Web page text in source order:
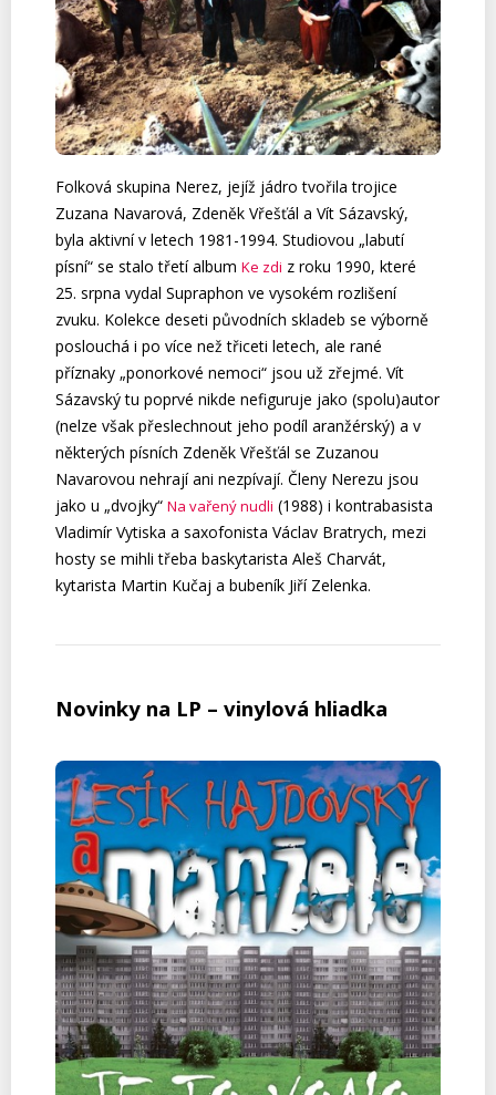
Folková skupina Nerez, jejíž jádro tvořila trojice
Zuzana Navarová, Zdeněk Vřešťál a Vít Sázavský,
byla aktivní v letech 1981-1994. Studiovou „labutí
písní“ se stalo třetí album Ke zdi z roku 1990, které
25. srpna vydal Supraphon ve vysokém rozlišení
zvuku. Kolekce deseti původních skladeb se výborně
poslouchá i po více než třiceti letech, ale rané
příznaky „ponorkové nemoci“ jsou už zřejmé. Vít
Sázavský tu poprvé nikde nefiguruje jako (spolu)autor
(nelze však přeslechnout jeho podíl aranžérský) a v
některých písních Zdeněk Vřešťál se Zuzanou
Navarovou nehrají ani nezpívají. Členy Nerezu jsou
jako u „dvojky“ Na vařený nudli (1988) i kontrabasista
Vladimír Vytiska a saxofonista Václav Bratrych, mezi
hosty se mihli třeba baskytarista Aleš Charvát,
kytarista Martin Kučaj a bubeník Jiří Zelenka.
Novinky na LP – vinylová hliadka